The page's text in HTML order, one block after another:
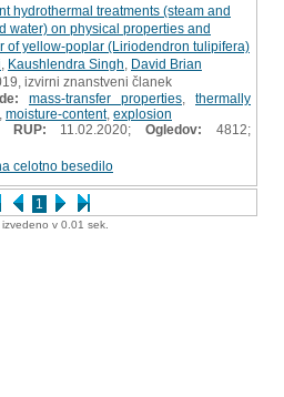
1
hydrothermal treatments (steam and
water) on physical properties and
of yellow-poplar (Liriodendron tulipifera)
Kaushlendra Singh David Brian
izvirni znanstveni članek
mass-transfer properties
thermally
moisture-content, explosion
RUP: 11.02.2020;Ogledov: 4812;
celotno besedilo
izvedeno v 0.01 sek.